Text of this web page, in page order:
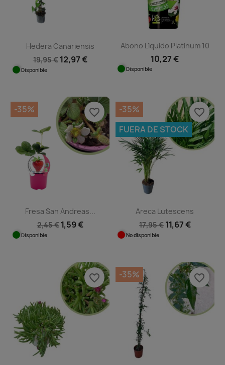
Hedera Canariensis
19,95 € 12,97 €
Disponible
Abono Líquido Platinum 10
10,27 €
Disponible
Fresa San Andreas...
2,45 € 1,59 €
Disponible
-35% favorite_border
Areca Lutescens
17,95 € 11,67 €
No disponible
-35%
FUERA DE STOCK
favorite_border
favorite_border -35% favorite_border